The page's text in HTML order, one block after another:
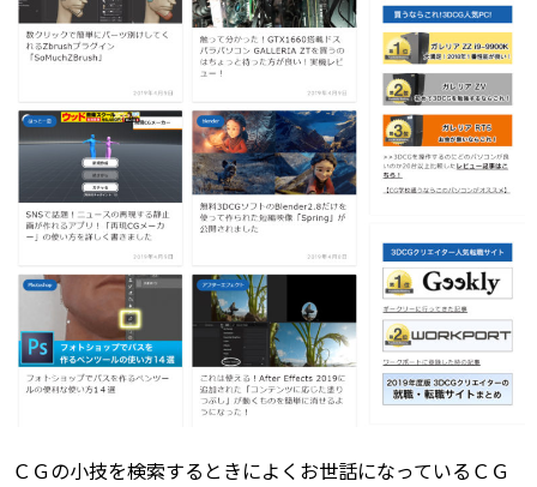
ＣＧの小技を検索するときによくお世話になっているＣＧ